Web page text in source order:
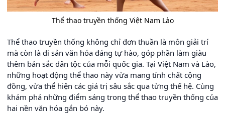
Thể thao truyền thống Việt Nam Lào
Thể thao truyền thống không chỉ đơn thuần là môn giải trí
mà còn là di sản văn hóa đáng tự hào, góp phần làm giàu
thêm bản sắc dân tộc của mỗi quốc gia. Tại Việt Nam và Lào,
những hoạt động thể thao này vừa mang tính chất cộng
đồng, vừa thể hiện các giá trị sâu sắc qua từng thế hệ. Cùng
khám phá những điểm sáng trong thể thao truyền thống của
hai nền văn hóa gắn bó này.